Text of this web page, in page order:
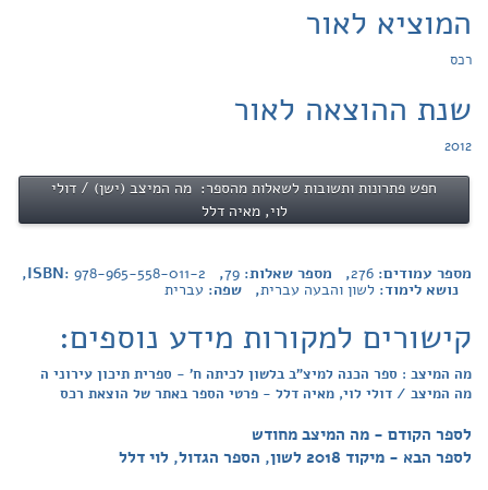
המוציא לאור
רכס
שנת ההוצאה לאור
2012
חפש פתרונות ותשובות לשאלות מהספר: מה המיצב (ישן) / דולי
לוי, מאיה דלל
מספר עמודים: 276, מספר שאלות: 79
, ISBN:
978-965-558-011-2
,
נושא לימוד: לשון והבעה עברית, שפה: עברית
קישורים למקורות מידע נוספים:
מה המיצב : ספר הכנה למיצ"ב בלשון לכיתה ח' - ספרית תיכון עירוני ה
מה המיצב / דולי לוי, מאיה דלל - פרטי הספר באתר של הוצאת רכס
לספר הקודם - מה המיצב מחודש
לספר הבא - מיקוד 2018 לשון, הספר הגדול, לוי דלל